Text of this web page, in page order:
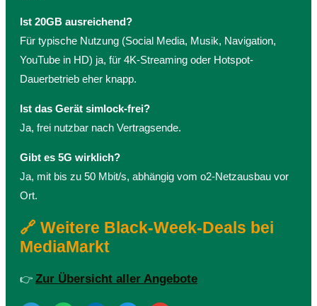
Ist 20GB ausreichend?
Für typische Nutzung (Social Media, Musik, Navigation,
YouTube in HD) ja, für 4K-Streaming oder Hotspot-
Dauerbetrieb eher knapp.
Ist das Gerät simlock-frei?
Ja, frei nutzbar nach Vertragsende.
Gibt es 5G wirklich?
Ja, mit bis zu 50 Mbit/s, abhängig vom o2-Netzausbau vor
Ort.
🔗 Weitere Black-Week-Deals bei
MediaMarkt
👉 Zur Übersicht aller Angebote